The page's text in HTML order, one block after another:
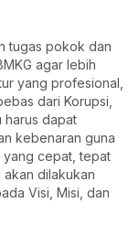
tugas pokok dan
agar lebih
yang profesional,
dari Korupsi,
harus dapat
kebenaran guna
yang cepat, tepat
dilakukan
Visi, Misi, dan